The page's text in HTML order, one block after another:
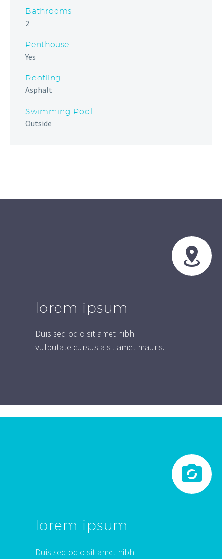
Bathrooms
2
Penthouse
Yes
Roofling
Asphalt
Swimming Pool
Outside


lorem ipsum
Duis sed odio sit amet nibh
vulputate cursus a sit amet mauris.


lorem ipsum
Duis sed odio sit amet nibh